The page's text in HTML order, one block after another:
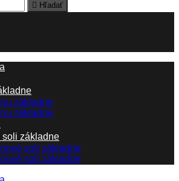
 Hľadať
základne
základne
soli základne
soli základne
soli základne